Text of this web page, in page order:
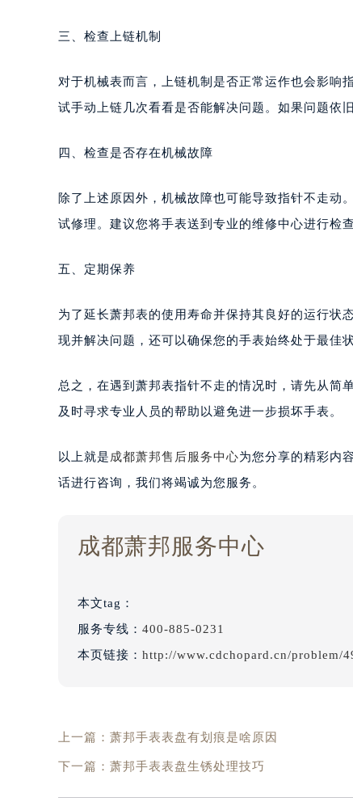
三、检查上链机制
对于机械表而言，上链机制是否正常运作也会影响
试手动上链几次看看是否能解决问题。如果问题依
四、检查是否存在机械故障
除了上述原因外，机械故障也可能导致指针不走动
试修理。建议您将手表送到专业的维修中心进行检查
五、定期保养
为了延长萧邦表的使用寿命并保持其良好的运行状
现并解决问题，还可以确保您的手表始终处于最佳状
总之，在遇到萧邦表指针不走的情况时，请先从简
及时寻求专业人员的帮助以避免进一步损坏手表。
以上就是 成都萧邦售后服务中心为您分享的精彩内
话进行咨询，我们将竭诚为您服务。
成都萧邦服务中心
本文tag：
服务专线： 400-885-0231
本页链接： http://www.cdchopard.cn/problem/
上一篇： 萧邦手表表盘有划痕是啥原因
下一篇： 萧邦手表表盘生锈处理技巧